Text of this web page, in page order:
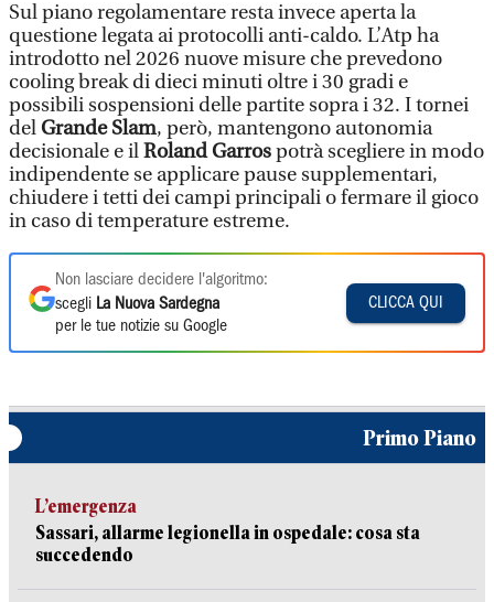
Sul piano regolamentare resta invece aperta la
questione legata ai protocolli anti-caldo. L’Atp ha
introdotto nel 2026 nuove misure che prevedono
cooling break di dieci minuti oltre i 30 gradi e
possibili sospensioni delle partite sopra i 32. I tornei
delGrande Slam, però, mantengono autonomia
decisionale e ilRoland Garrospotrà scegliere in modo
indipendente se applicare pause supplementari,
chiudere i tetti dei campi principali o fermare il gioco
in caso di temperature estreme.
Non lasciare decidere l'algoritmo:
scegli La Nuova Sardegna
per le tue notizie su Google
CLICCA QUI
Primo Piano
L’emergenza
Sassari, allarme legionella in ospedale: cosa sta
succedendo